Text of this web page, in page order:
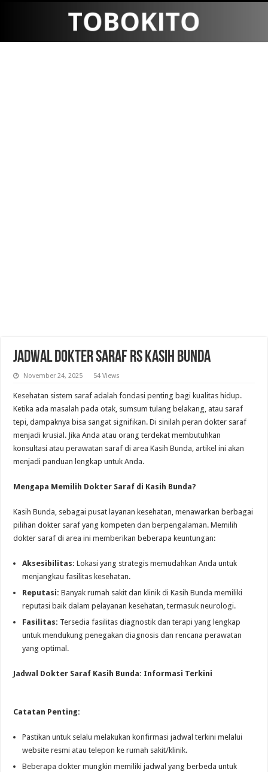
Jadwal Dokter Saraf RS Kasih Bunda
November 24, 2025 54 Views
Kesehatan sistem saraf adalah fondasi penting bagi kualitas hidup.
Ketika ada masalah pada otak, sumsum tulang belakang, atau saraf
tepi, dampaknya bisa sangat signifikan. Di sinilah peran dokter saraf
menjadi krusial. Jika Anda atau orang terdekat membutuhkan
konsultasi atau perawatan saraf di area Kasih Bunda, artikel ini akan
menjadi panduan lengkap untuk Anda.
Mengapa Memilih Dokter Saraf di Kasih Bunda?
Kasih Bunda, sebagai pusat layanan kesehatan, menawarkan berbagai
pilihan dokter saraf yang kompeten dan berpengalaman. Memilih
dokter saraf di area ini memberikan beberapa keuntungan:
Aksesibilitas: Lokasi yang strategis memudahkan Anda untuk
menjangkau fasilitas kesehatan.
Reputasi: Banyak rumah sakit dan klinik di Kasih Bunda memiliki
reputasi baik dalam pelayanan kesehatan, termasuk neurologi.
Fasilitas: Tersedia fasilitas diagnostik dan terapi yang lengkap
untuk mendukung penegakan diagnosis dan rencana perawatan
yang optimal.
Jadwal Dokter Saraf Kasih Bunda: Informasi Terkini
Catatan Penting:
Pastikan untuk selalu melakukan konfirmasi jadwal terkini melalui
website resmi atau telepon ke rumah sakit/klinik.
Beberapa dokter mungkin memiliki jadwal yang berbeda untuk